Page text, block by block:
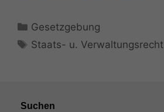
Kategorien
Gesetzgebung
Schlagwörter
Staats- u. Verwaltungsrecht
Suchen